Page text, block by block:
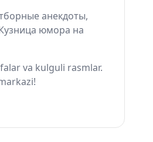
анекдоты,
юмора на
va kulguli rasmlar.